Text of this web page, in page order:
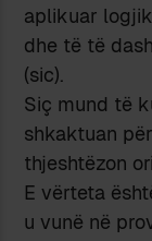
aplikuar
dhe të të
(sic).
Siç mund të
shkaktuan
thjeshtëzon
E vërteta
u vunë në